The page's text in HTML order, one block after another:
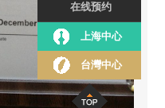
在线预约
上海中心
台灣中心